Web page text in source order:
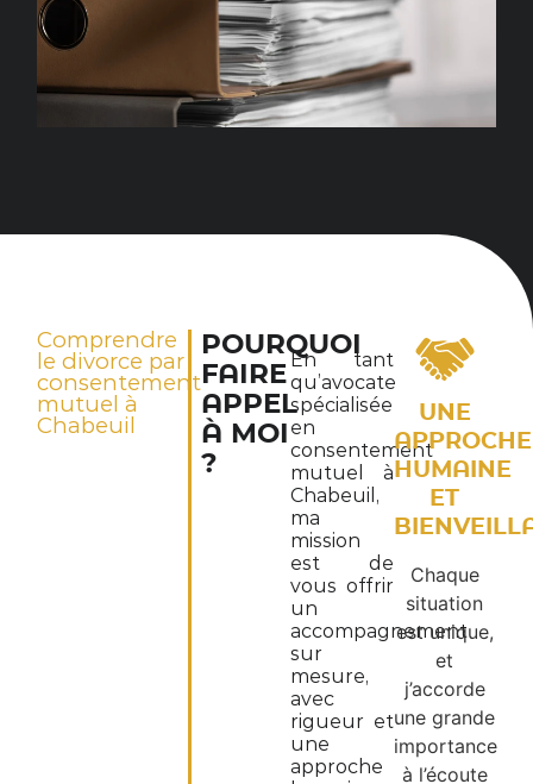
Comprendre
le divorce par
consentement
mutuel à
Chabeuil
POURQUOI
FAIRE
APPEL
À MOI
?
En tant
qu’avocate
spécialisée
en
consentement
mutuel à
Chabeuil,
ma
mission
est de
vous offrir
un
accompagnement
sur
mesure,
avec
rigueur et
une
approche
UNE
APPROCHE
HUMAINE
ET
Chaque
situation
est unique,
et
j’accorde
une grande
importance
à l’écoute